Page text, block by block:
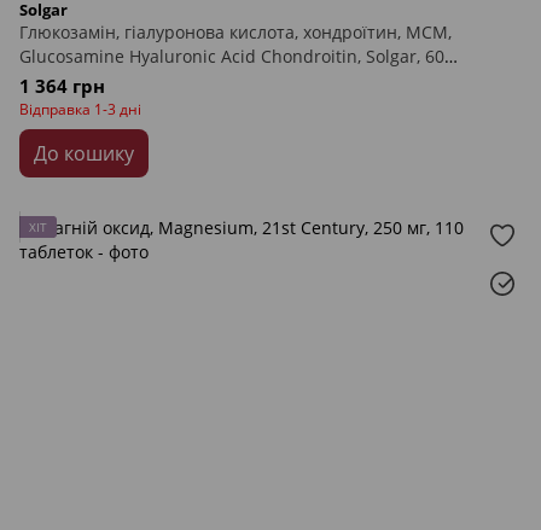
Solgar
Глюкозамін, гіалуронова кислота, хондроїтин, МСМ,
Glucosamine Hyaluronic Acid Chondroitin, Solgar, 60
таблеток
1 364 грн
Відправка 1-3 дні
До кошику
ХІТ